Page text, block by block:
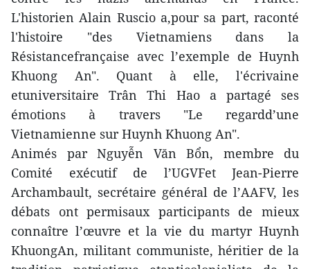
L'historien Alain Ruscio a,pour sa part, raconté
l'histoire "des Vietnamiens dans la
Résistancefrançaise avec l’exemple de Huynh
Khuong An". Quant à elle, l'écrivaine
etuniversitaire Trân Thi Hao a partagé ses
émotions à travers "Le regardd’une
Vietnamienne sur Huynh Khuong An".
Animés par Nguyễn Văn Bổn, membre du
Comité exécutif de l’UGVFet Jean-Pierre
Archambault, secrétaire général de l’AAFV, les
débats ont permisaux participants de mieux
connaître l’œuvre et la vie du martyr Huynh
KhuongAn, militant communiste, héritier de la